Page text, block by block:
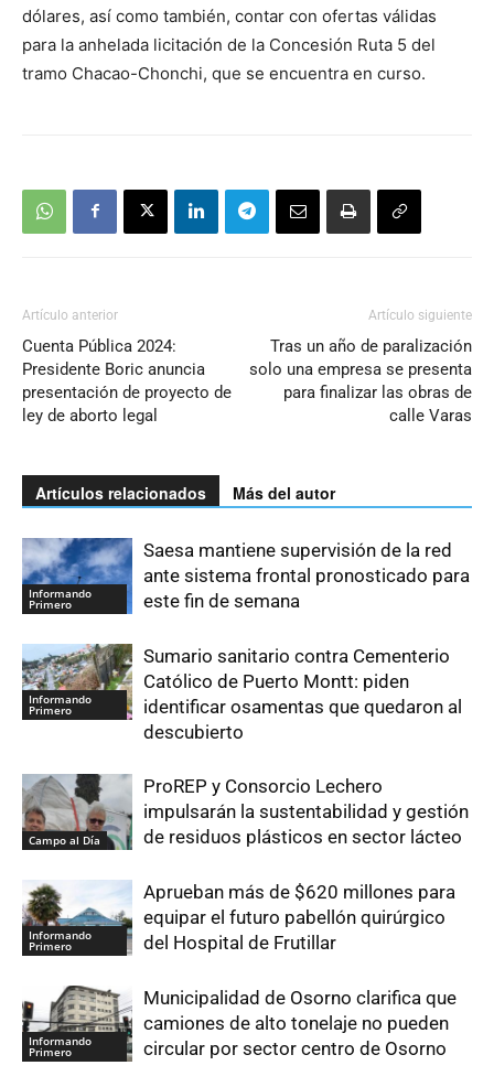
dólares, así como también, contar con ofertas válidas
para la anhelada licitación de la Concesión Ruta 5 del
tramo Chacao-Chonchi, que se encuentra en curso.
Artículo anterior
Cuenta Pública 2024:
Presidente Boric anuncia
presentación de proyecto de
ley de aborto legal
Artículo siguiente
Tras un año de paralización
solo una empresa se presenta
para finalizar las obras de
calle Varas
Artículos relacionados Más del autor
Informando
Primero
Saesa mantiene supervisión de la red
ante sistema frontal pronosticado para
este fin de semana
Informando
Primero
Sumario sanitario contra Cementerio
Católico de Puerto Montt: piden
identificar osamentas que quedaron al
descubierto
Campo al Día
ProREP y Consorcio Lechero
impulsarán la sustentabilidad y gestión
de residuos plásticos en sector lácteo
Informando
Primero
Aprueban más de $620 millones para
equipar el futuro pabellón quirúrgico
del Hospital de Frutillar
Informando
Primero
Municipalidad de Osorno clarifica que
camiones de alto tonelaje no pueden
circular por sector centro de Osorno